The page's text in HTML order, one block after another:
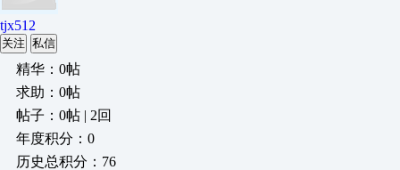
tjx512
关注 私信
精华：0帖
求助：0帖
帖子：0帖 | 2回
年度积分：0
历史总积分：76